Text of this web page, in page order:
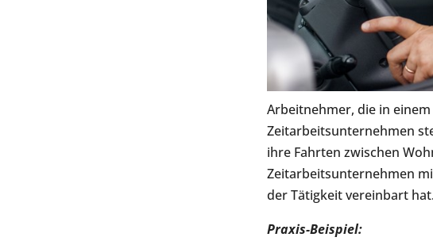
Arbeitnehmer, die in
Zeitarbeitsunternehmen
ihre Fahrten zwischen
Zeitarbeitsunternehmen
der Tätigkeit vereinbart hat.
Praxis-Beispiel: